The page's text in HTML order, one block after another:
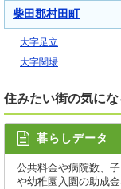
柴田郡村田町
大字足立
大字関場
住みたい街の気に
暮らしデータ
公共料金や病院数、
や幼稚園入園の助成